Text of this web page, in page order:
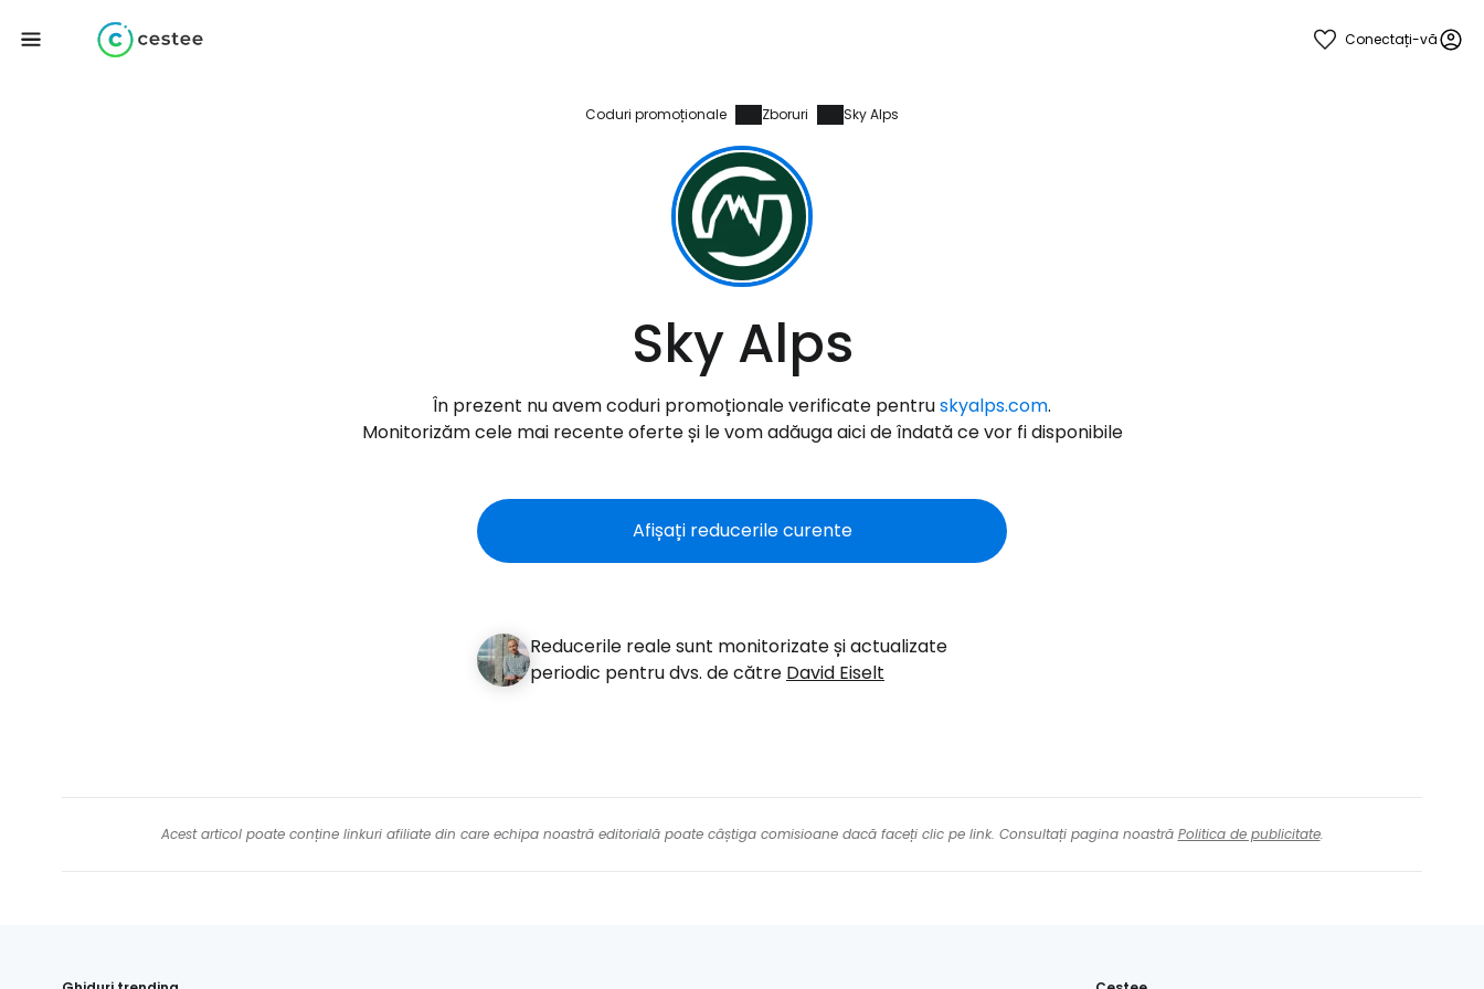
Conectați-vă
Coduri promoționale Zboruri Sky Alps
Sky Alps
În prezent nu avem coduri promoționale verificate pentruskyalps.com.
Monitorizăm cele mai recente oferte și le vom adăuga aici de îndată ce vor fi disponibile
Afișați reducerile curente
Reducerile reale sunt monitorizate și actualizate
periodic pentru dvs. de către David Eiselt
Acest articol poate conține linkuri afiliate din care echipa noastră editorială poate câștiga comisioane dacă faceți clic pe link. Consultați pagina noastră Politica de publicitate.
Conectați-vă la Cestee
... comunitatea mondială a călătorilor
Continuați cu Google
Continuați cu Facebook